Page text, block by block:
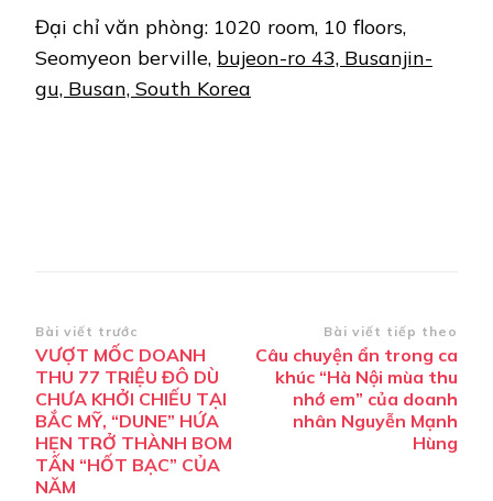
Đại chỉ văn phòng: 1020 room, 10 floors,
Seomyeon berville, bujeon-ro 43, Busanjin-
gu, Busan, South Korea
Điều
hướng
bài
viết
Bài viết trước
VƯỢT MỐC DOANH
THU 77 TRIỆU ĐÔ DÙ
CHƯA KHỞI CHIẾU TẠI
BẮC MỸ, “DUNE” HỨA
HẸN TRỞ THÀNH BOM
TẤN “HỐT BẠC” CỦA
NĂM
Bài viết tiếp theo
Câu chuyện ẩn trong ca
khúc “Hà Nội mùa thu
nhớ em” của doanh
nhân Nguyễn Mạnh
Hùng